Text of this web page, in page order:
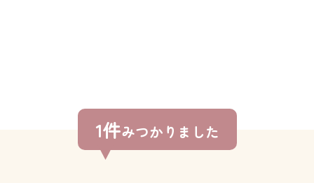
1件みつかりました